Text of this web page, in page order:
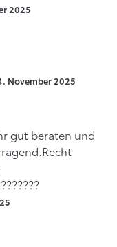
2025
November 2025
gut beraten und